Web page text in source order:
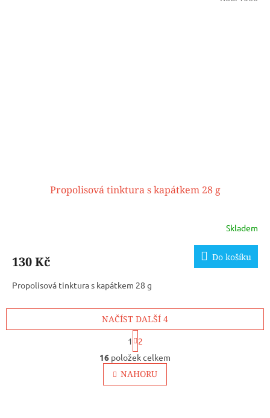
Propolisová tinktura s kapátkem 28 g
Skladem
130 Kč Do košíku
Propolisová tinktura s kapátkem 28 g
O
v
l
á
NAČÍST DALŠÍ 4
S
t
r
á
n
k
1
2
16 položek celkem
NAHORU